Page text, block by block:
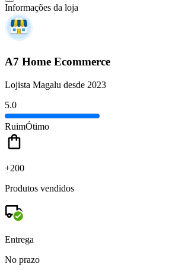
Informações da loja
A7 Home Ecommerce
Lojista Magalu desde 2023
5.0
RuimÓtimo
+200
Produtos vendidos
Entrega
No prazo